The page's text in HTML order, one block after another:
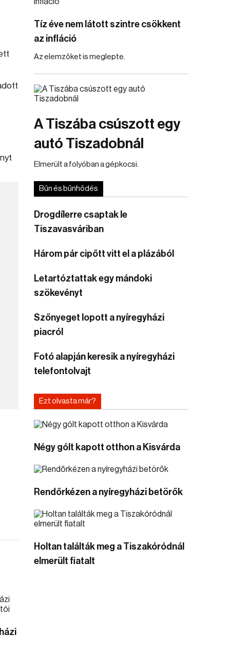
Tíz éve nem látott szintre csökkent
az infláció
Az elemzőket is meglepte.
A Tiszába csúszott egy
autó Tiszadobnál
Elmerült a folyóban a gépkocsi.
Bűn és bűnhődés
Drogdílerre csaptak le
Tiszavasváriban
Három pár cipőtt vitt el a plázából
Letartóztattak egy mándoki
szökevényt
Szőnyeget lopott a nyíregyházi
piacról
Fotó alapján keresik a nyíregyházi
telefontolvajt
Ezt olvasta már?
Négy gólt kapott otthon a Kisvárda
Rendőrkézen a nyíregyházi betörők
Holtan találták meg a Tiszakóródnál
elmerült fiatalt